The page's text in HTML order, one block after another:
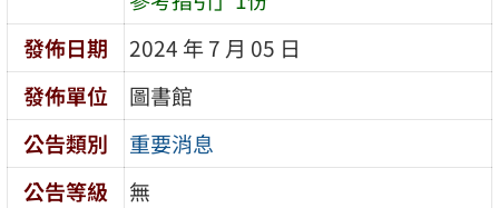
發佈日期
2024 年 7 月 05 日
發佈單位
圖書館
公告類別
重要消息
公告等級
無